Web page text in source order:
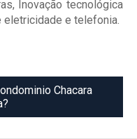
Inovação tecnológica
eletricidade e telefonia.
Chacara